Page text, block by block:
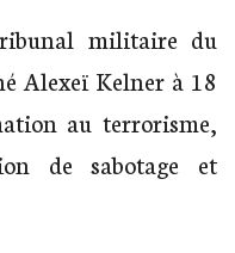
militaire du
Alexeï Kelner à 18
au terrorisme,
de sabotage et